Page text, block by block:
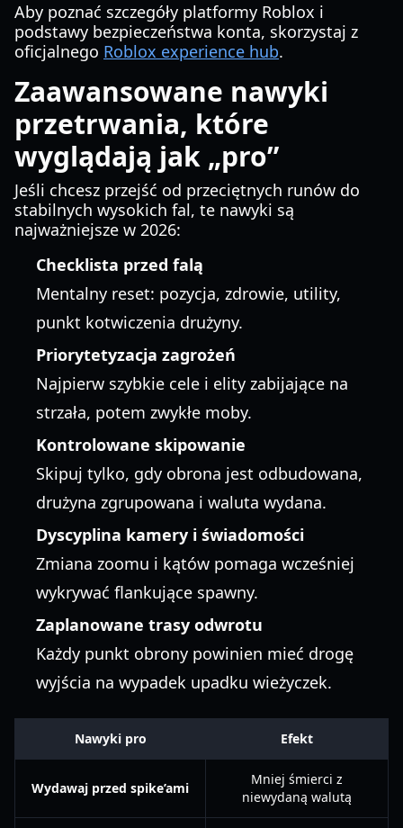
Aby poznać szczegóły platformy Roblox i
podstawy bezpieczeństwa konta, skorzystaj z
oficjalnego Roblox experience hub.
Zaawansowane nawyki
przetrwania, które
wyglądają jak „pro”
Jeśli chcesz przejść od przeciętnych runów do
stabilnych wysokich fal, te nawyki są
najważniejsze w 2026:
Checklista przed falą
Mentalny reset: pozycja, zdrowie, utility,
punkt kotwiczenia drużyny.
Priorytetyzacja zagrożeń
Najpierw szybkie cele i elity zabijające na
strzała, potem zwykłe moby.
Kontrolowane skipowanie
Skipuj tylko, gdy obrona jest odbudowana,
drużyna zgrupowana i waluta wydana.
Dyscyplina kamery i świadomości
Zmiana zoomu i kątów pomaga wcześniej
wykrywać flankujące spawny.
Zaplanowane trasy odwrotu
Każdy punkt obrony powinien mieć drogę
wyjścia na wypadek upadku wieżyczek.
Nawyki pro Efekt
Wydawaj przed spike’ami
Mniej śmierci z
niewydaną walutą